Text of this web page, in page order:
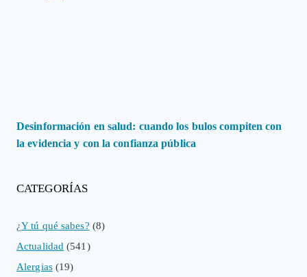
Desinformación en salud: cuando los bulos compiten con
la evidencia y con la confianza pública
CATEGORÍAS
¿Y tú qué sabes? (8)
Actualidad (541)
Alergias(19)